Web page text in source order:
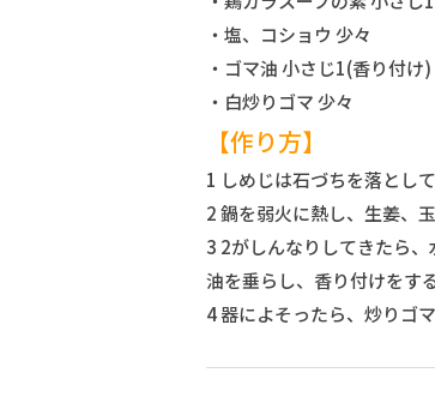
・塩、コショウ 少々
・ゴマ油 小さじ1(香り付け)
・白炒りゴマ 少々
【作り方】
1 しめじは石づちを落とし
2 鍋を弱火に熱し、生姜、
3 2がしんなりしてきたら
油を垂らし、香り付けをする
4 器によそったら、炒りゴマ